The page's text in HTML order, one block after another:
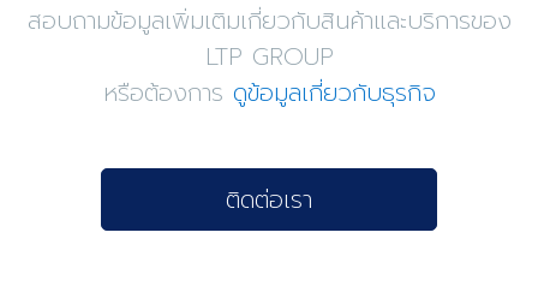
สอบถามข้อมูลเพิ่มเติมเกี่ยวกับสินค้าและบริการของ
LTP GROUP
หรือต้องการ ดูข้อมูลเกี่ยวกับธุรกิจ
ติดต่อเรา